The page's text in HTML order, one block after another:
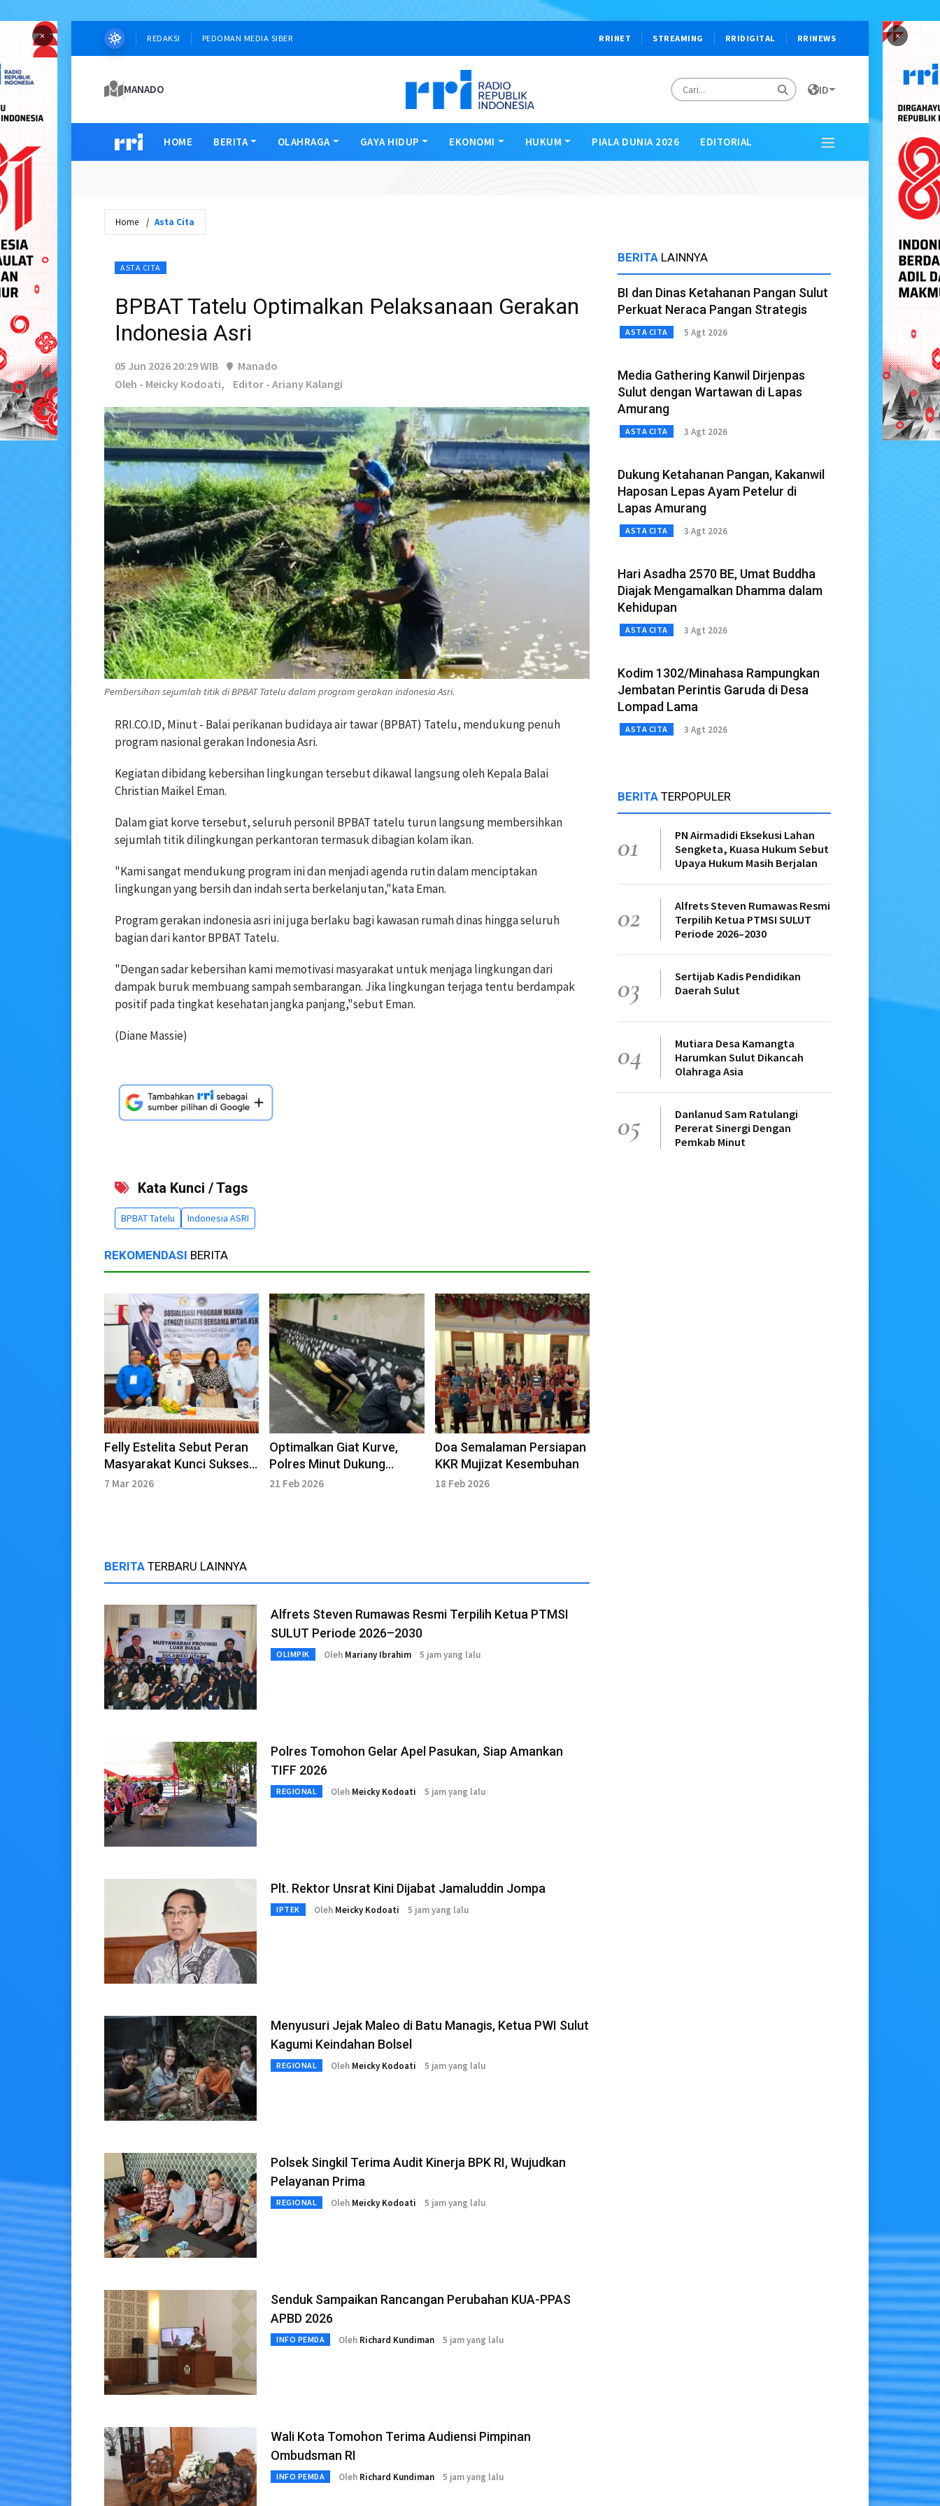
× ×
REDAKSI PEDOMAN MEDIA SIBER RRINET STREAMING RRIDIGITAL RRINEWS
MANADO ID
HOME BERITA OLAHRAGA GAYA HIDUP EKONOMI HUKUM PIALA DUNIA 2026 EDITORIAL
Home Asta Cita
ASTA CITA
BPBAT Tatelu Optimalkan Pelaksanaan Gerakan
Indonesia Asri
05 Jun 2026 20:29 WIB
Manado
Oleh - Meicky Kodoati,
Editor - Ariany Kalangi
Pembersihan sejumlah titik di BPBAT Tatelu dalam program gerakan indonesia Asri.
RRI.CO.ID, Minut - Balai perikanan budidaya air tawar (BPBAT) Tatelu, mendukung penuh
program nasional gerakan Indonesia Asri.
Kegiatan dibidang kebersihan lingkungan tersebut dikawal langsung oleh Kepala Balai
Christian Maikel Eman.
Dalam giat korve tersebut, seluruh personil BPBAT tatelu turun langsung membersihkan
sejumlah titik dilingkungan perkantoran termasuk dibagian kolam ikan.
"Kami sangat mendukung program ini dan menjadi agenda rutin dalam menciptakan
lingkungan yang bersih dan indah serta berkelanjutan,"kata Eman.
Program gerakan indonesia asri ini juga berlaku bagi kawasan rumah dinas hingga seluruh
bagian dari kantor BPBAT Tatelu.
"Dengan sadar kebersihan kami memotivasi masyarakat untuk menjaga lingkungan dari
dampak buruk membuang sampah sembarangan. Jika lingkungan terjaga tentu berdampak
positif pada tingkat kesehatan jangka panjang,"sebut Eman.
(Diane Massie)
Kata Kunci / Tags
BPBAT Tatelu Indonesia ASRI
REKOMENDASI BERITA
Felly Estelita Sebut Peran
Masyarakat Kunci Sukses
Program MBG di Manado
7 Mar 2026
Optimalkan Giat Kurve,
Polres Minut Dukung
Gerakan Indonesia Asri
21 Feb 2026
Doa Semalaman Persiapan
KKR Mujizat Kesembuhan
18 Feb 2026
BERITA TERBARU LAINNYA
Alfrets Steven Rumawas Resmi Terpilih Ketua PTMSI
SULUT Periode 2026–2030
OLIMPIK Oleh Mariany Ibrahim 5 jam yang lalu
Polres Tomohon Gelar Apel Pasukan, Siap Amankan
TIFF 2026
REGIONAL Oleh Meicky Kodoati 5 jam yang lalu
Plt. Rektor Unsrat Kini Dijabat Jamaluddin Jompa
IPTEK Oleh Meicky Kodoati 5 jam yang lalu
Menyusuri Jejak Maleo di Batu Managis, Ketua PWI Sulut
Kagumi Keindahan Bolsel
REGIONAL Oleh Meicky Kodoati 5 jam yang lalu
Polsek Singkil Terima Audit Kinerja BPK RI, Wujudkan
Pelayanan Prima
REGIONAL Oleh Meicky Kodoati 5 jam yang lalu
Senduk Sampaikan Rancangan Perubahan KUA-PPAS
APBD 2026
INFO PEMDA Oleh Richard Kundiman 5 jam yang lalu
Wali Kota Tomohon Terima Audiensi Pimpinan
Ombudsman RI
INFO PEMDA Oleh Richard Kundiman 5 jam yang lalu
BERITA LAINNYA
BI dan Dinas Ketahanan Pangan Sulut
Perkuat Neraca Pangan Strategis
ASTA CITA 5 Agt 2026
Media Gathering Kanwil Dirjenpas
Sulut dengan Wartawan di Lapas
Amurang
ASTA CITA 3 Agt 2026
Dukung Ketahanan Pangan, Kakanwil
Haposan Lepas Ayam Petelur di
Lapas Amurang
ASTA CITA 3 Agt 2026
Hari Asadha 2570 BE, Umat Buddha
Diajak Mengamalkan Dhamma dalam
Kehidupan
ASTA CITA 3 Agt 2026
Kodim 1302/Minahasa Rampungkan
Jembatan Perintis Garuda di Desa
Lompad Lama
ASTA CITA 3 Agt 2026
BERITA TERPOPULER
01
PN Airmadidi Eksekusi Lahan
Sengketa, Kuasa Hukum Sebut
Upaya Hukum Masih Berjalan
02
Alfrets Steven Rumawas Resmi
Terpilih Ketua PTMSI SULUT
Periode 2026–2030
03
Sertijab Kadis Pendidikan
Daerah Sulut
04
Mutiara Desa Kamangta
Harumkan Sulut Dikancah
Olahraga Asia
05
Danlanud Sam Ratulangi
Pererat Sinergi Dengan
Pemkab Minut